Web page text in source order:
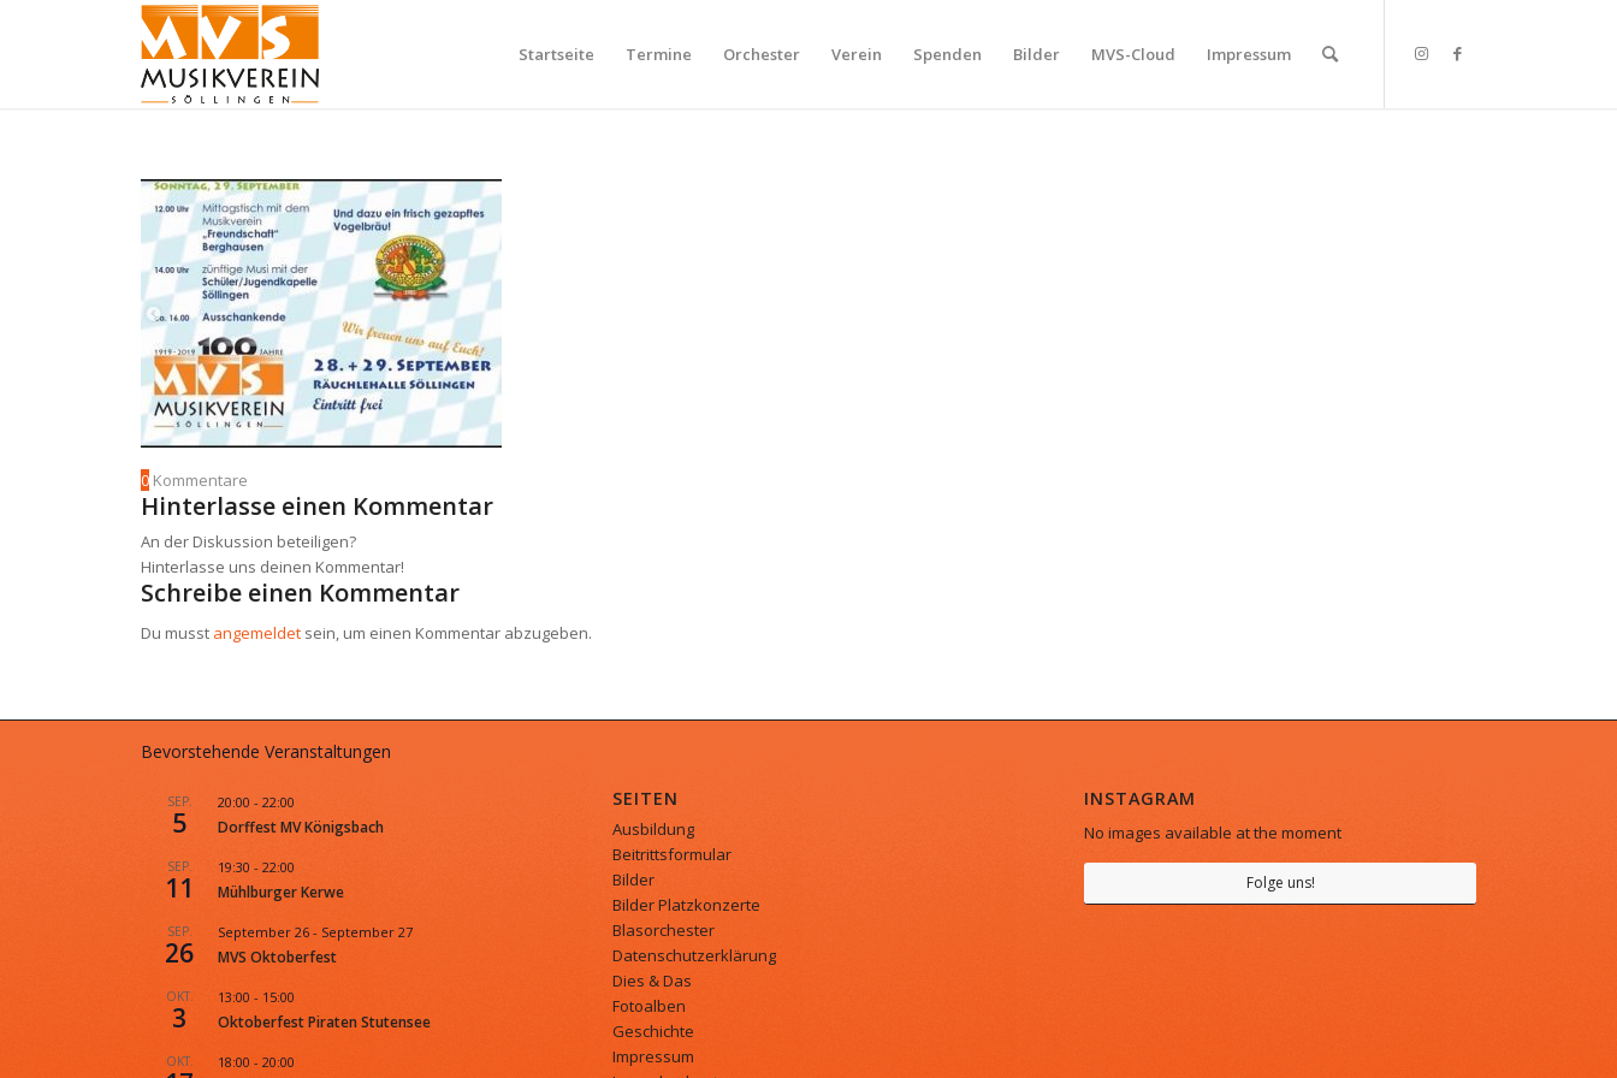
Startseite Termine Orchester Verein Spenden Bilder MVS-Cloud Impressum
0 Kommentare
Hinterlasse einen Kommentar
An der Diskussion beteiligen?
Hinterlasse uns deinen Kommentar!
Schreibe einen Kommentar
Du musst angemeldet sein, um einen Kommentar abzugeben.
Bevorstehende Veranstaltungen
SEP.
5
20:00 -22:00
Dorffest MV Königsbach
SEP.
11
19:30 -22:00
Mühlburger Kerwe
SEP.
26
September 26 - September 27
MVS Oktoberfest
OKT.
3
13:00 - 15:00
Oktoberfest Piraten Stutensee
OKT. 18:00 -20:00
SEITEN
Ausbildung
Beitrittsformular
Bilder
Bilder Platzkonzerte
Blasorchester
Datenschutzerklärung
Dies & Das
Fotoalben
Geschichte
Impressum
INSTAGRAM
No images available at the moment
Folge uns!